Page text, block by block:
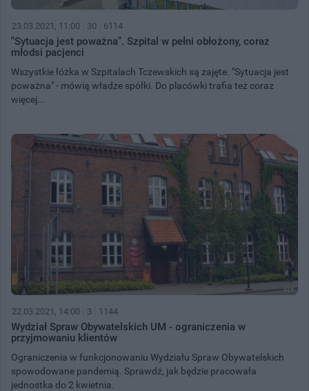
23.03.2021, 11:00 30 6114
"Sytuacja jest poważna". Szpital w pełni obłożony, coraz
młodsi pacjenci
Wszystkie łóżka w Szpitalach Tczewskich są zajęte. "Sytuacja jest
poważna" - mówią władze spółki. Do placówki trafia też coraz
więcej...
22.03.2021, 14:00 3 1144
Wydział Spraw Obywatelskich UM - ograniczenia w
przyjmowaniu klientów
Ograniczenia w funkcjonowaniu Wydziału Spraw Obywatelskich
spowodowane pandemią. Sprawdź, jak będzie pracowała
jednostka do 2 kwietnia.